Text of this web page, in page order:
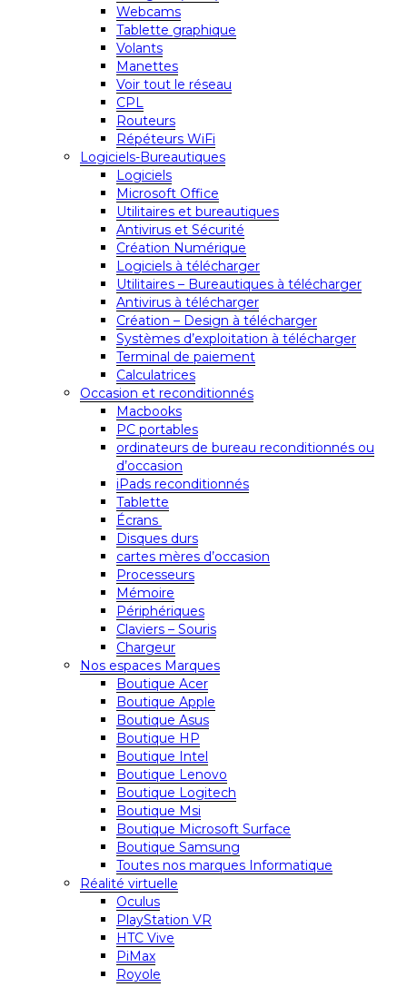
Webcams
Tablette graphique
Volants
Manettes
Voir tout le réseau
CPL
Routeurs
Répéteurs WiFi
Logiciels-Bureautiques
Logiciels
Microsoft Office
Utilitaires et bureautiques
Antivirus et Sécurité
Création Numérique
Logiciels à télécharger
Utilitaires – Bureautiques à télécharger
Antivirus à télécharger
Création – Design à télécharger
Systèmes d’exploitation à télécharger
Terminal de paiement
Calculatrices
Occasion et reconditionnés
Macbooks
PC portables
ordinateurs de bureau reconditionnés ou
d’occasion
iPads reconditionnés
Tablette
Écrans
Disques durs
cartes mères d’occasion
Processeurs
Mémoire
Périphériques
Claviers – Souris
Chargeur
Nos espaces Marques
Boutique Acer
Boutique Apple
Boutique Asus
Boutique HP
Boutique Intel
Boutique Lenovo
Boutique Logitech
Boutique Msi
Boutique Microsoft Surface
Boutique Samsung
Toutes nos marques Informatique
Réalité virtuelle
Oculus
PlayStation VR
HTC Vive
PiMax
Royole